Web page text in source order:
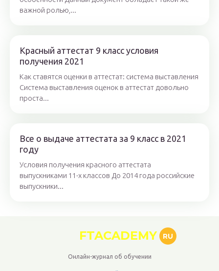
важной ролью,...
Красный аттестат 9 класс условия
получения 2021
Как ставятся оценки в аттестат: система выставления
Система выставления оценок в аттестат довольно
проста...
Все о выдаче аттестата за 9 класс в 2021
году
Условия получения красного аттестата
выпускниками 11-х классов До 2014 года российские
выпускники...
FTACADEMY RU
Онлайн-журнал об обучении